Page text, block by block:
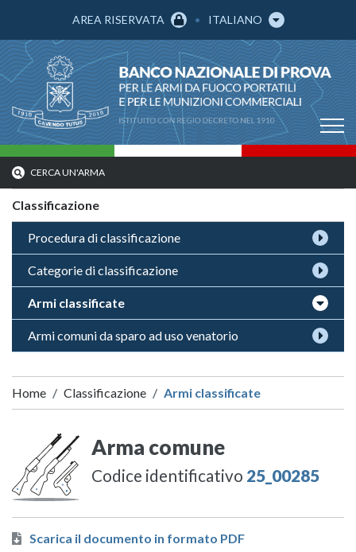
AREA RISERVATA ITALIANO
CERCA UN'ARMA
Classificazione
Procedura di classificazione
Categorie di classificazione
Armi classificate
Armi comuni da sparo ad uso venatorio
Home Classificazione Armi classificate
Arma comune
Codice identificativo 25_00285
Scarica il documento in formato PDF